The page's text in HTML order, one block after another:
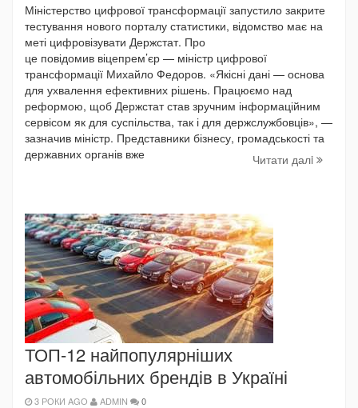
Міністерство цифрової трансформації запустило закрите
тестування нового порталу статистики, відомство має на
меті цифровізувати Держстат. Про
це повідомив віцепрем’єр — міністр цифрової
трансформації Михайло Федоров. «Якісні дані — основа
для ухвалення ефективних рішень. Працюємо над
реформою, щоб Держстат став зручним інформаційним
сервісом як для суспільства, так і для держслужбовців», —
зазначив міністр. Представники бізнесу, громадськості та
державних органів вже
Читати далi
ТОП-12 найпопулярніших
автомобільних брендів в Україні
3 РОКИ AGO ADMIN 0